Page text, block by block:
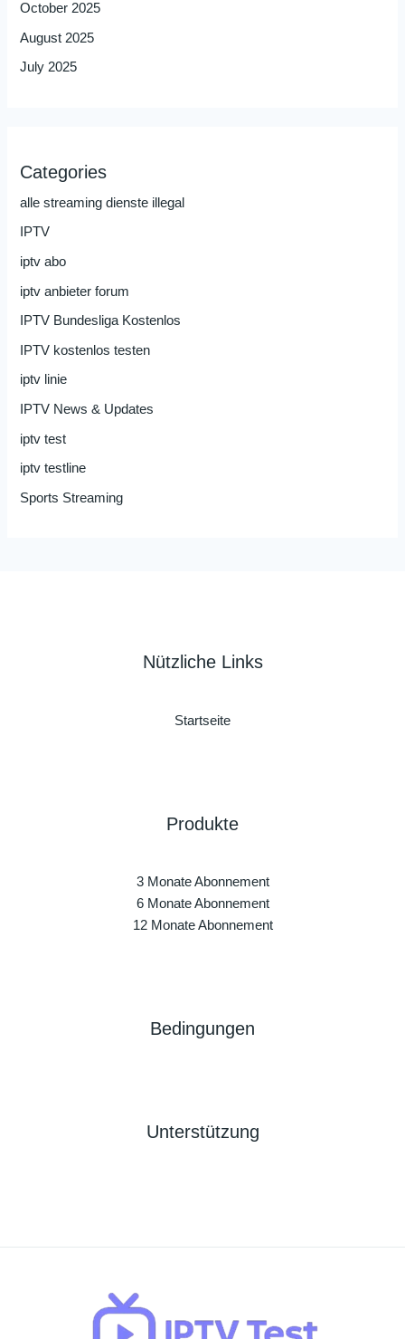
October 2025
August 2025
July 2025
Categories
alle streaming dienste illegal
IPTV
iptv abo
iptv anbieter forum
IPTV Bundesliga Kostenlos
IPTV kostenlos testen
iptv linie
IPTV News & Updates
iptv test
iptv testline
Sports Streaming
Nützliche Links
Startseite
Produkte
3 Monate Abonnement
6 Monate Abonnement
12 Monate Abonnement
Bedingungen
Unterstützung